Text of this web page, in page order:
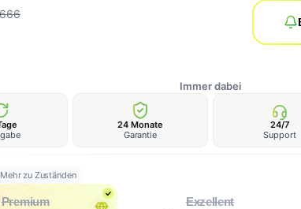
666
Immer dabei
24 Monate
Garantie
24/7
Support
Mehr zu Zuständen
Premium Exzellent